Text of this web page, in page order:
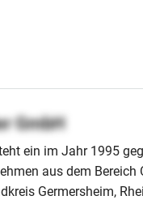
GmbH
ein im Jahr 1995
aus dem Bereich
Germersheim,